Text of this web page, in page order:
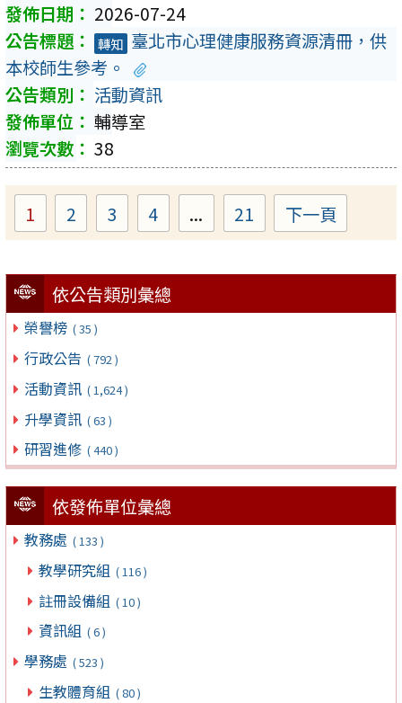
依公告類別彙總
榮譽榜 ( 35 )
行政公告 ( 792 )
活動資訊 ( 1,624 )
升學資訊 ( 63 )
研習進修 ( 440 )
依發佈單位彙總
教務處 ( 133 )
教學研究組 ( 116 )
註冊設備組 ( 10 )
資訊組 ( 6 )
學務處 ( 523 )
生教體育組 ( 80 )
2026-07-24
轉知 臺北市心理健康服務資源清冊，供
本校師生參考。
活動資訊
輔導室
38
Page
1 Page
2 Page
3 Page
4 ... Page
21 下一頁